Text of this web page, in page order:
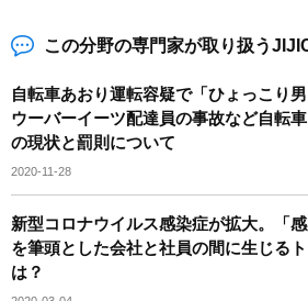
この分野の専門家が取り扱う
自転車あおり運転容疑で「ひょっこり男
ウーバーイーツ配達員の事故など自転
の現状と罰則について
2020-11-28
新型コロナウイルス感染症が拡大。「感
を筆頭とした会社と社員の間に生じる
は？